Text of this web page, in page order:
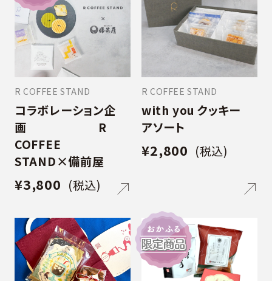
り、薄くて軽く通気性の良い鉢に仕上げるの
が特徴です。 艶のある黒い肌と3つの脚を持
つ独特なかたちの鉢に、職人がひとつひとつ
丁寧にイッチン技法で図柄を描き込みます。
この鉢と万年青が一体となった時に、初めて
万年青の世界は完成します。 大切な方のお
引越しのお祝いに、お家の小さなパワース
ポットに、おひとついかがでしょうか。 ■価格
8,800円(税込) + 送料[60サイズ]
R COFFEE STAND
コラボレーション企
画 R
COFFEE
STAND×備前屋
¥3,800 (税込)
R COFFEE STAND
with you クッキー
アソート
¥2,800 (税込)